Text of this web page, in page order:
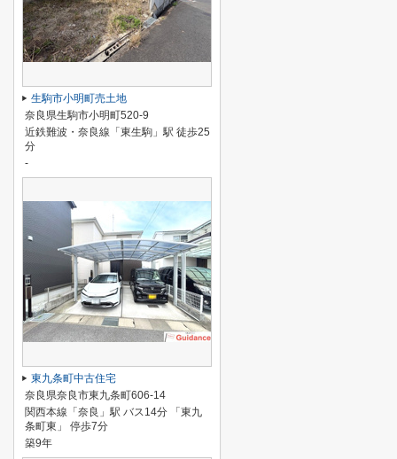
生駒市小明町売土地
奈良県生駒市小明町520-9
近鉄難波・奈良線「東生駒」駅 徒歩25
分
-
東九条町中古住宅
奈良県奈良市東九条町606-14
関西本線「奈良」駅 バス14分 「東九
条町東」 停歩7分
築9年